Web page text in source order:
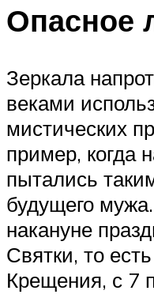
Опасное
Зеркала
веками
мистических
пример, когда
пытались
будущего
накануне
Святки, то
Крещения, с 7